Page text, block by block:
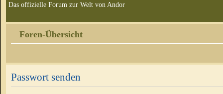
Das offizielle Forum zur Welt von Andor
Foren-Übersicht
Passwort senden